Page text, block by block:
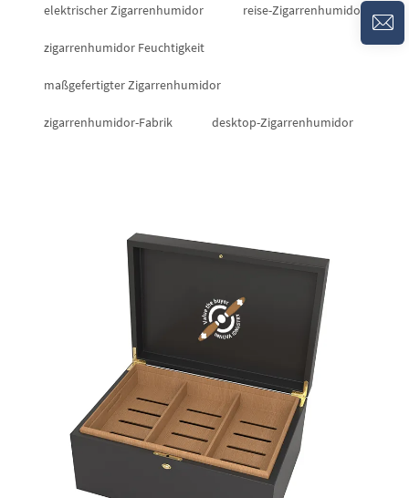
elektrischer Zigarrenhumidor reise-Zigarrenhumidor
zigarrenhumidor Feuchtigkeit
maßgefertigter Zigarrenhumidor
zigarrenhumidor-Fabrik desktop-Zigarrenhumidor